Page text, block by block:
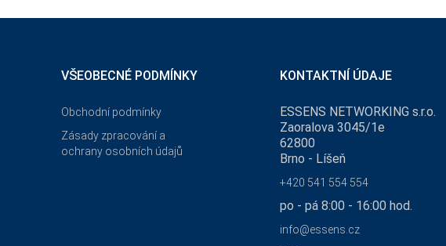
VŠEOBECNÉ PODMÍNKY
Obchodní podmínky
Zásady zpracování a
ochrany osobních údajů
KONTAKTNÍ ÚDAJE
ESSENS NETWORKING s.r.o.
Zaoralova 3045/1e
62800
Brno - Líšeň
+420 541 554 554
po - pá 8:00 - 16:00 hod.
info@essens.cz